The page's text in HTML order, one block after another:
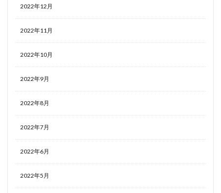
2022年12月
2022年11月
2022年10月
2022年9月
2022年8月
2022年7月
2022年6月
2022年5月